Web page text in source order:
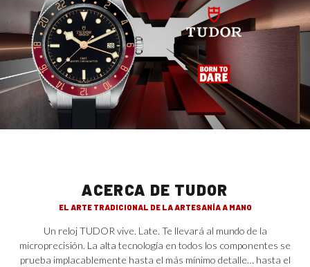
ACERCA DE TUDOR
EL ARTE TRADICIONAL DE LA ARTESANÍA A MANO
Un reloj TUDOR vive. Late. Te llevará al mundo de la
microprecisión. La alta tecnología en todos los componentes se
prueba implacablemente hasta el más mínimo detalle… hasta el